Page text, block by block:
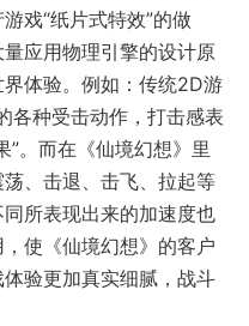
戏“纸片式特效”的做
应用物理引擎的设计原
体验。例如：传统2D游
各种受击动作，打击感表
”。而在《仙境幻想》里
、击退、击飞、拉起等
所表现出来的加速度也
使《仙境幻想》的客户
验更加真实细腻，战斗